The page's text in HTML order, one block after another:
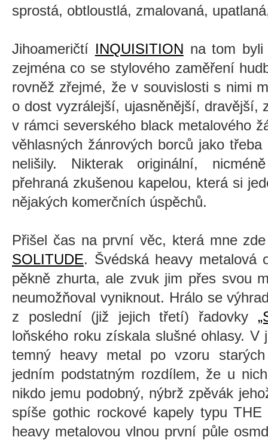
sprostá, obtloustlá, zmalovaná,
Jihoameričtí INQUISITION na tom byli
zejména co se stylového zaměření
rovněž zřejmé, že v souvislosti s nimi
o dost vyzrálejší, ujasněnější, dravější,
v rámci severského black metalového
věhlasných žánrových borců jako
nelišily. Nikterak originální,
přehraná zkušenou kapelou, která si
nějakých komerčních úspěchů.
Přišel čas na první věc, která mne
SOLITUDE. Švédská heavy metalová
pěkně zhurta, ale zvuk jim přes svou
neumožňoval vyniknout. Hrálo se
z poslední (již jejich třetí) řadovky
loňského roku získala slušné ohlasy.
temný heavy metal po vzoru
jedním podstatným rozdílem, že u
nikdo jemu podobný, nýbrž zpěvák
spíše gothic rockové kapely typu
heavy metalovou vlnou první půle